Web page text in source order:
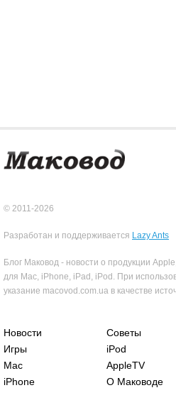
© 2011-2026
Разработан и поддерживается Lazy Ants
Блог Маковод - новости о продукции
для Mac, iPhone, iPad, iPod. При
указание macovod.com.ua в качестве
Новости Советы
Игры
iPod
Mac
AppleTV
iPhone
О Маководе